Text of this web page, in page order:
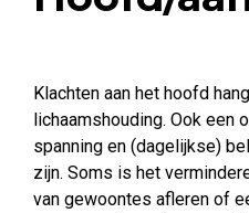
Klachten aan het hoofd
lichaamshouding. Ook een
spanning en (dagelijkse)
zijn. Soms is het
van gewoontes afleren of